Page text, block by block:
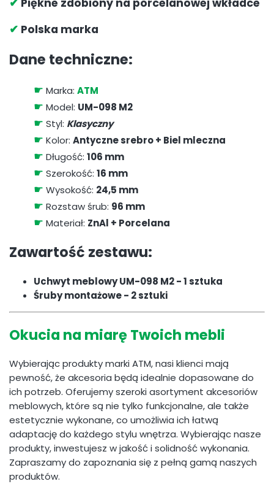
✔ Polska marka
Dane techniczne:
☛ Marka: ATM
☛ Model: UM-098 M2
☛ Styl: Klasyczny
☛ Kolor: Antyczne srebro + Biel mleczna
☛ Długość: 106 mm
☛ Szerokość: 16 mm
☛ Wysokość: 24,5 mm
☛ Rozstaw śrub: 96 mm
☛ Materiał: ZnAl + Porcelana
Zawartość zestawu:
Uchwyt meblowy UM-098 M2 - 1 sztuka
Śruby montażowe - 2 sztuki
Okucia na miarę Twoich mebli
Wybierając produkty marki ATM, nasi klienci mają
pewność, że akcesoria będą idealnie dopasowane do
ich potrzeb. Oferujemy szeroki asortyment akcesoriów
meblowych, które są nie tylko funkcjonalne, ale także
estetycznie wykonane, co umożliwia ich łatwą
adaptację do każdego stylu wnętrza. Wybierając nasze
produkty, inwestujesz w jakość i solidność wykonania.
Zapraszamy do zapoznania się z pełną gamą naszych
produktów.